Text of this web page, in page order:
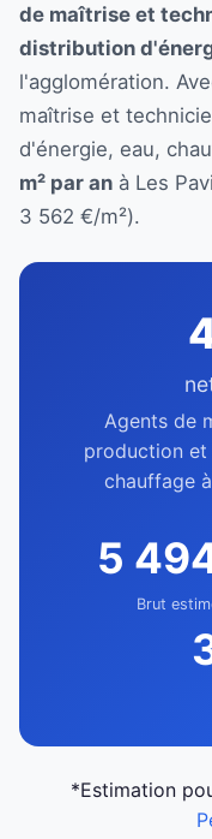
de maîtrise et
distribution
l'agglomération.
maîtrise et
d'énergie, eau,
m² par an à Les
3 562 €/m²).
Agents de
production et
chauffage
5
Brut
*Estimation